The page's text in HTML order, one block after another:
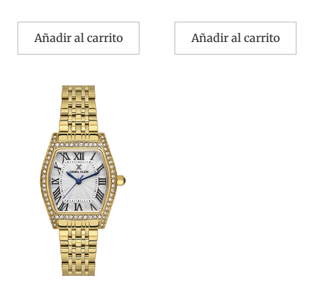
Añadir al carrito Añadir al carrito